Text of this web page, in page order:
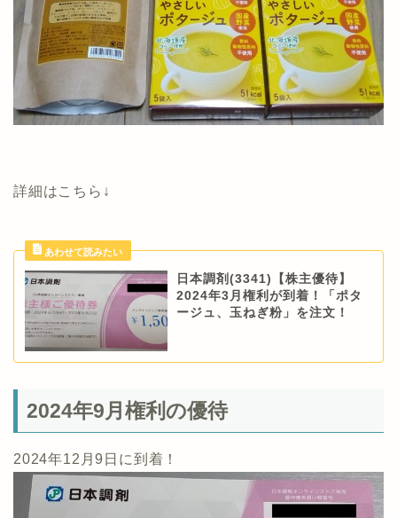
詳細はこちら↓
日本調剤(3341)【株主優待】
2024年3月権利が到着！「ポタ
ージュ、玉ねぎ粉」を注文！
2024年9月権利の優待
2024年12月9日に到着！